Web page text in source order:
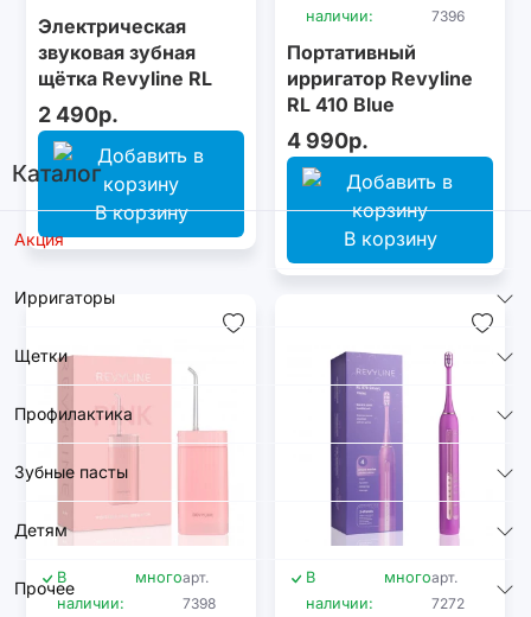
Каталог
Акция
Ирригаторы
Щетки
Профилактика
Зубные пасты
Детям
Прочее
Электрическая
звуковая зубная
щётка Revyline RL
025 Baby, Blue
2 490р.
В корзину
наличии:
7396
Портативный
ирригатор Revyline
RL 410 Blue
4 990р.
В корзину
В
наличии:
многоарт.
7398
В
наличии:
многоарт.
7272